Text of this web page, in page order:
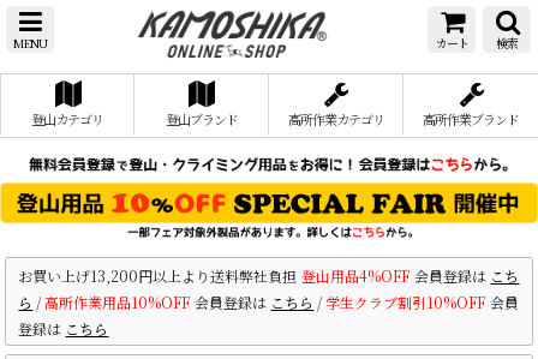
MENU カート 検索
登山カテゴリ 登山ブランド 高所作業カテゴリ 高所作業ブランド
お買い上げ13,200円以上より送料弊社負担 登山用品4%OFF 会員登録は こち
ら /高所作業用品10%OFF 会員登録は こちら /学生クラブ割引10%OFF 会員
登録は こちら